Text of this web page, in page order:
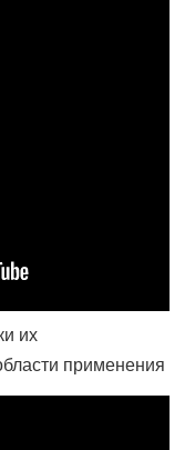
их
применения